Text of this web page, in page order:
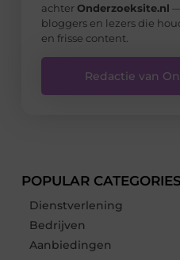
achterOnderzoeksite.nl
bloggers en lezers die
en frisse content.
Redactie van
POPULAR CATEGORIES
Dienstverlening
Bedrijven
Aanbiedingen